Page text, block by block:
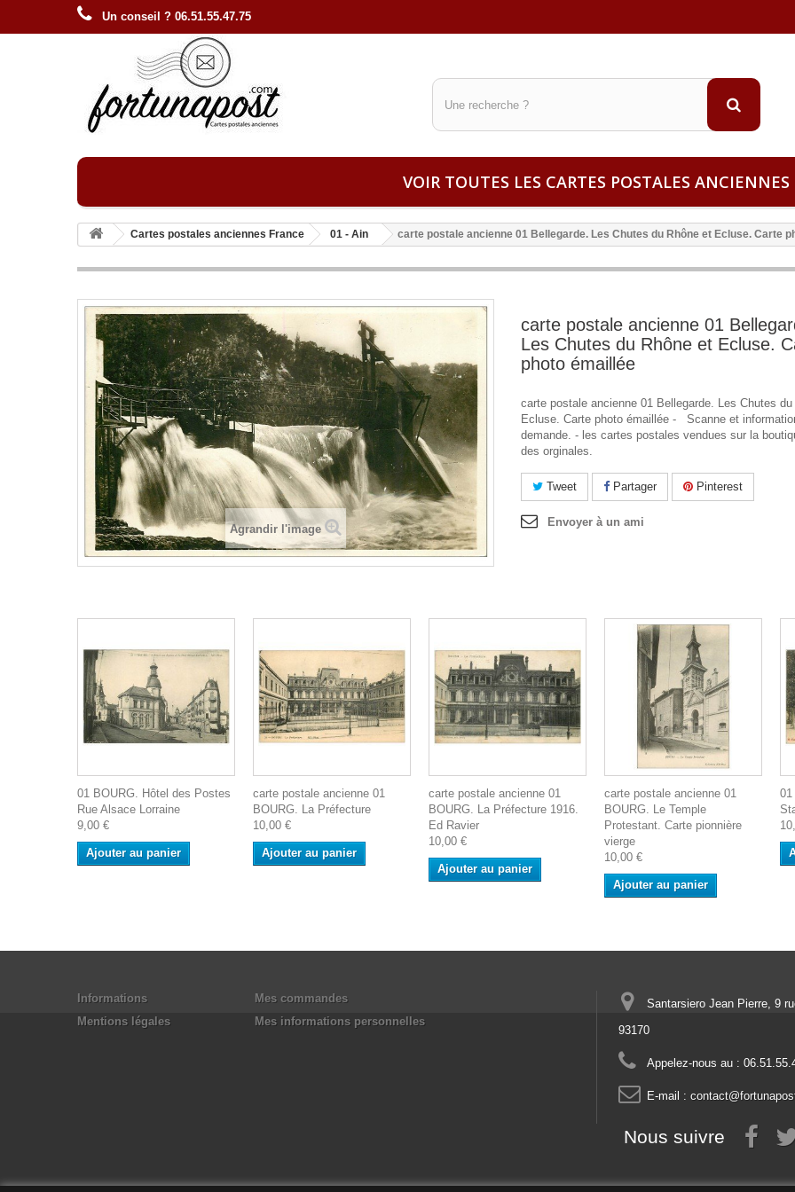
Un conseil ? 06.51.55.47.75
VOIR TOUTES LES CARTES POSTALES ANCIENNES
Cartes postales anciennes France 01 - Ain carte postale ancienne 01 Bellegarde. Les Chutes du Rhône et Ecluse. Carte
Agrandir l'image
carte postale ancienne 01
Les Chutes du Rhône et Ecluse.
photo émaillée
carte postale ancienne 01 Bellegarde. Les Chutes
Ecluse. Carte photo émaillée - Scanne et
demande. - les cartes postales vendues sur la
des orginales.
Tweet Partager Pinterest
Envoyer à un ami
01 BOURG. Hôtel des Postes
Rue Alsace Lorraine
9,00 €
Ajouter au panier
carte postale ancienne 01
BOURG. La Préfecture
10,00 €
Ajouter au panier
carte postale ancienne 01
BOURG. La Préfecture 1916.
Ed Ravier
10,00 €
Ajouter au panier
carte postale ancienne 01
BOURG. Le Temple
Protestant. Carte pionnière
vierge
10,00 €
Ajouter au panier
01
Informations
Mentions légales
Mes commandes
Mes informations personnelles
Santarsiero Jean Pierre, 9
93170
Appelez-nous au :
E-mail :
Nous suivre